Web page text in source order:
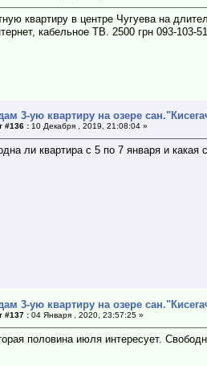
квартиру в центре Чугуева на
кабельное ТВ. 2500 грн 093-103-
3-ую квартиру на озере
#136 : 10 Декабря , 2019, 21:08:04 »
ли квартира с 5 по 7 января и какая
3-ую квартиру на озере
#137 : 04 Января , 2020, 23:57:25 »
половина июля интересует.